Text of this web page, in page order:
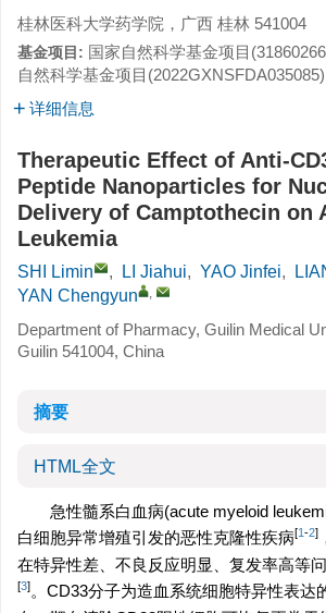
桂林医科大学药学院，广西 桂林 541004
基金项目: 国家自然科学基金项目(31860266
自然科学基金项目(2022GXNSFDA035085)
详细信息
Therapeutic Effect of Anti-
Peptide Nanoparticles for
Delivery of Camptothecin on
Leukemia
SHI Limin , LI Jiahui, YAO Jinfei,
YAN Chengyun
,
Department of Pharmacy, Guilin Medical
Guilin 541004, China
摘要
HTML全文
急性髓系白血病(acute myeloid
白细胞异常增殖引发的恶性克隆性疾病[1 -2]
在特异性差、不良反应明显、复发率高等
[3] 。CD33分子为造血系统细胞特异性表